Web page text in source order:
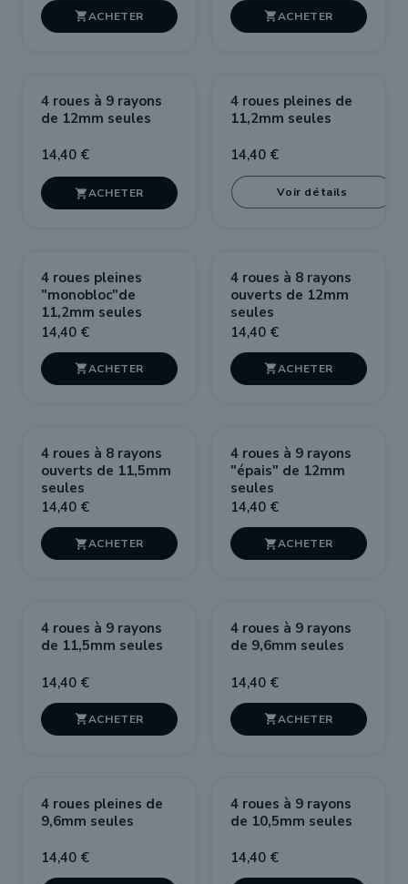
 
4 roues à 9 rayons
de 12mm seules
14,40 €

RUPTURE DE STOCK
4 roues pleines de
11,2mm seules
14,40 €
Voir détails
4 roues pleines
"monobloc"de
11,2mm seules
14,40 €

4 roues à 8 rayons
ouverts de 12mm
seules
14,40 €

4 roues à 8 rayons
ouverts de 11,5mm
seules
14,40 €

4 roues à 9 rayons
"épais" de 12mm
seules
14,40 €

4 roues à 9 rayons
de 11,5mm seules
14,40 €

4 roues à 9 rayons
de 9,6mm seules
14,40 €

4 roues pleines de
9,6mm seules
14,40 €
4 roues à 9 rayons
de 10,5mm seules
14,40 €